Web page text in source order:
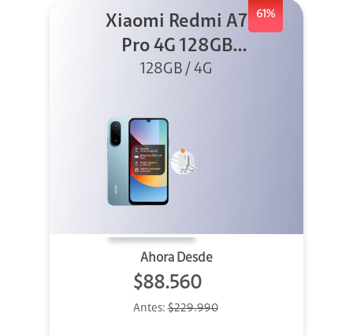
61%
Xiaomi Redmi A7
Pro 4G 128GB
Azul + Cargador
128GB / 4G
Ahora Desde
$88.560
Antes:$229.990